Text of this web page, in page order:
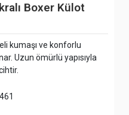
Boxer Külot
kumaşı ve konforlu
Uzun ömürlü yapısıyla